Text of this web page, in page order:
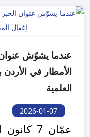
عندما يشوّش
الأمطار في الأردن
العلمية
2026-01-07
عمّان 7 كانون الثاني